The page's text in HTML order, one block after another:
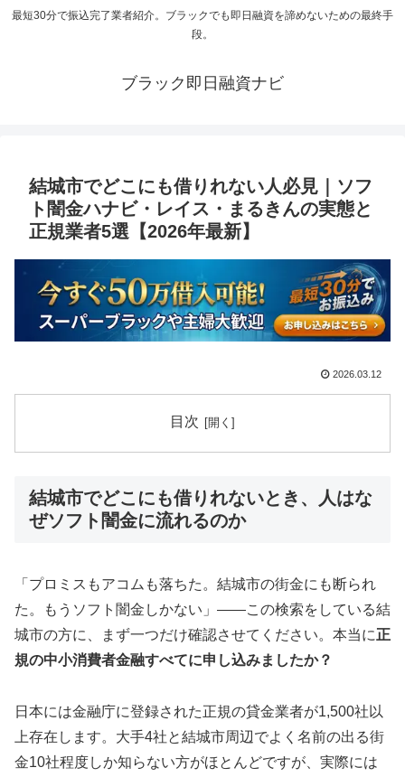
最短30分で振込完了業者紹介。ブラックでも即日融資を諦めないための最終手
段。
ブラック即日融資ナビ
結城市でどこにも借りれない人必見｜ソフ
ト闇金ハナビ・レイス・まるきんの実態と
正規業者5選【2026年最新】
2026.03.12
目次
結城市でどこにも借りれないとき、人はな
ぜソフト闇金に流れるのか
「プロミスもアコムも落ちた。結城市の街金にも断られ
た。もうソフト闇金しかない」——この検索をしている結
城市の方に、まず一つだけ確認させてください。本当に正
規の中小消費者金融すべてに申し込みましたか？
日本には金融庁に登録された正規の貸金業者が1,500社以
上存在します。大手4社と結城市周辺でよく名前の出る街
金10社程度しか知らない方がほとんどですが、実際には